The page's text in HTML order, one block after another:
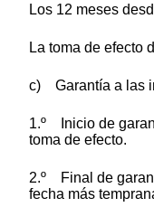
Los 12 meses
La toma de efecto
c) Garantía a las
1.º Inicio de
toma de efecto.
2.º Final de
fecha más